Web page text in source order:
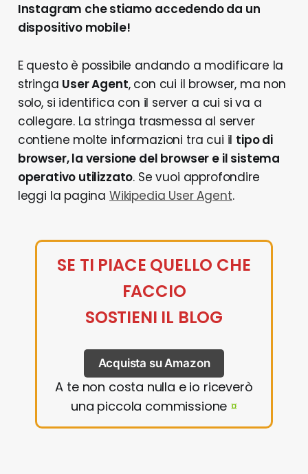
Instagram che stiamo accedendo da un
dispositivo mobile!
E questo è possibile andando a modificare la
stringa User Agent, con cui il browser, ma non
solo, si identifica con il server a cui si va a
collegare. La stringa trasmessa al server
contiene molte informazioni tra cui il tipo di
browser, la versione del browser e il sistema
operativo utilizzato. Se vuoi approfondire
leggi la pagina Wikipedia User Agent.
SE TI PIACE QUELLO CHE
FACCIO
SOSTIENI IL BLOG
Acquista su Amazon
A te non costa nulla e io riceverò
una piccola commissione ¤